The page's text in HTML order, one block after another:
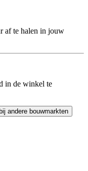
af te halen in jouw
in de winkel te
andere bouwmarkten